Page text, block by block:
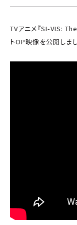
TVアニメ『SI-VIS:
トOP映像を公開しまし